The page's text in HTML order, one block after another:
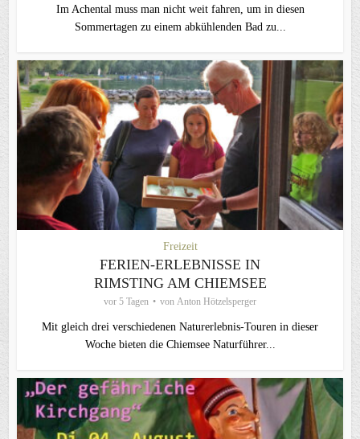
Im Achental muss man nicht weit fahren, um in diesen
Sommertagen zu einem abkühlenden Bad zu...
Freizeit
FERIEN-ERLEBNISSE IN
RIMSTING AM CHIEMSEE
vor 5 Tagen von Anton Hötzelsperger
Mit gleich drei verschiedenen Naturerlebnis-Touren in dieser
Woche bieten die Chiemsee Naturführer...